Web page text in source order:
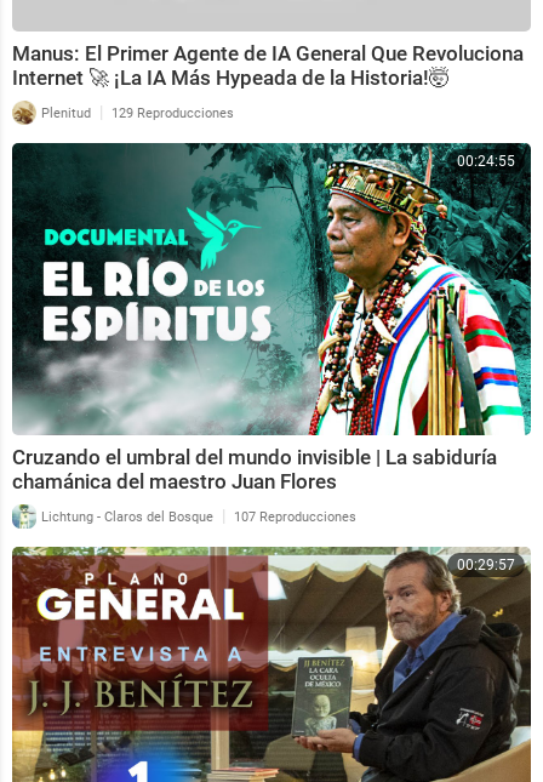
Manus: El Primer Agente de IA General Que Revoluciona
Internet 🚀 ¡La IA Más Hypeada de la Historia!🤯
Plenitud | 129 Reproducciones
00:24:55
Cruzando el umbral del mundo invisible | La sabiduría
chamánica del maestro Juan Flores
Lichtung - Claros del Bosque | 107 Reproducciones
00:29:57